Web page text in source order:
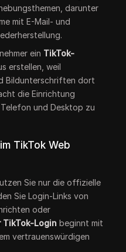
darunter
mit E-Mail- und
ein TikTok-
erstellen, weil
Bildunterschriften dort
die Einrichtung
und Desktop zu
TikTok Web
Sie nur die offizielle
Sie Login-Links von
oder
TikTok-Login beginnt mit
vertrauenswürdigen